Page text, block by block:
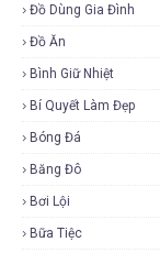
Đồ Dùng Gia Đình
Đồ Ăn
Bình Giữ Nhiệt
Bí Quyết Làm Đẹp
Bóng Đá
Băng Đô
Bơi Lội
Bữa Tiệc